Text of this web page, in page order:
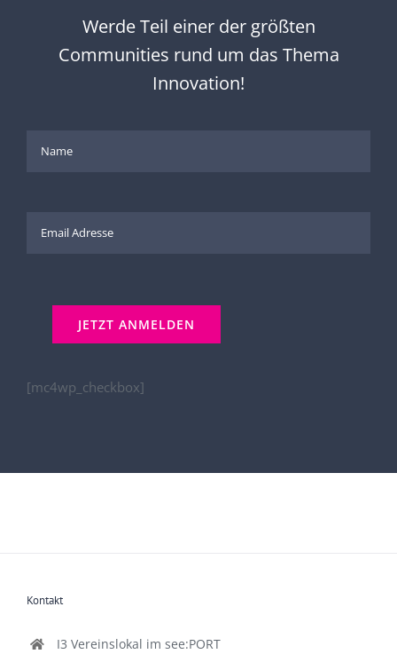
Werde Teil einer der größten
Communities rund um das Thema
Innovation!
[mc4wp_checkbox]
Kontakt
I3 Vereinslokal im see:PORT